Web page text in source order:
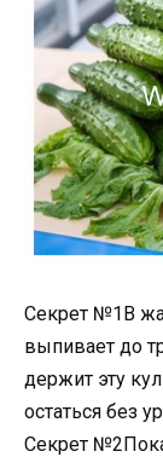
Секрет №1В
выпивает до
держит эту
остаться без
Секрет